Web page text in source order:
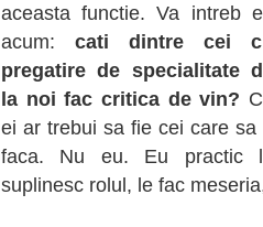
aceasta functie. Va intreb
acum: cati dintre cei
pregatire de specialitate
la noi fac critica de vin?
ei ar trebui sa fie cei care sa
faca. Nu eu. Eu practic
suplinesc rolul, le fac